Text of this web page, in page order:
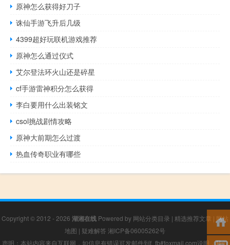
原神怎么获得好刀子
诛仙手游飞升后几级
4399超好玩联机游戏推荐
原神怎么通过仪式
艾尔登法环火山还是碎星
cf手游雷神积分怎么获得
李白要用什么出装铭文
csol挑战剧情攻略
原神大前期怎么过渡
热血传奇职业有哪些
Copyright © 2012 - 2026 湖湘在线 Powered by 网站分类目录 | 精选推荐文章 | 网站
地图 | 疑难解答 湘ICP备06005262号
声明：本站内容来自互联网，如信息有错误可发邮件到f_fb#foxmail.com说明，我们